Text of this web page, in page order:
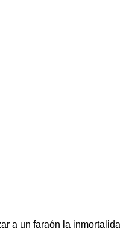
a un faraón la